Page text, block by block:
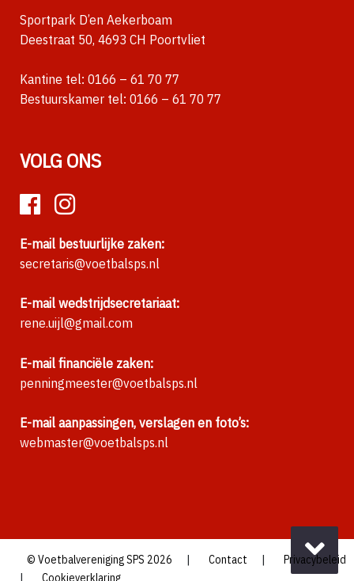
Sportpark D’en Aekerboam
Deestraat 50, 4693 CH Poortvliet
Kantine tel: 0166 – 61 70 77
Bestuurskamer tel: 0166 – 61 70 77
VOLG ONS
E-mail bestuurlijke zaken:
secretaris@voetbalsps.nl
E-mail wedstrijdsecretariaat:
rene.uijl@gmail.com
E-mail financiële zaken:
penningmeester@voetbalsps.nl
E-mail aanpassingen, verslagen en foto’s:
webmaster@voetbalsps.nl
© Voetbalvereniging SPS 2026 | Contact | Privacybeleid
| Cookieverklaring